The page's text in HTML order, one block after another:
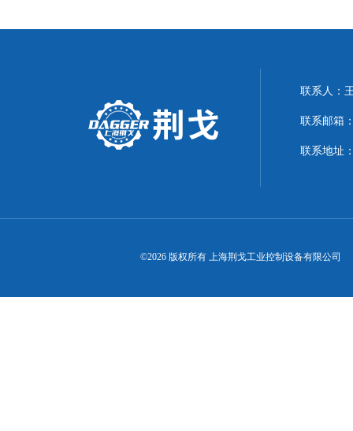
联系人：
联系邮箱
联系地址
©2026 版权所有 上海荆戈工业控制设备有限公司